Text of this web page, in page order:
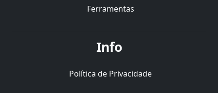
Ferramentas
Info
Política de Privacidade